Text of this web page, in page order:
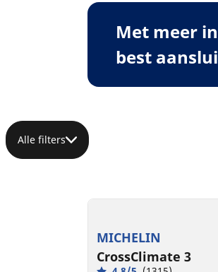
Met meer
best
Alle filters
MICHELIN
CrossClimate 3